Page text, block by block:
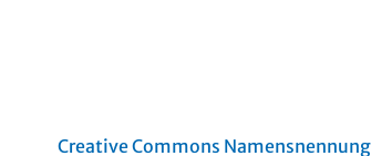
Creative Commons